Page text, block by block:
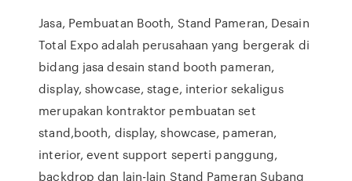
Jasa, Pembuatan Booth, Stand Pameran, Desain
Total Expo adalah perusahaan yang bergerak di
bidang jasa desain stand booth pameran,
display, showcase, stage, interior sekaligus
merupakan kontraktor pembuatan set
stand,booth, display, showcase, pameran,
interior, event support seperti panggung,
backdrop dan lain-lain Stand Pameran Subang